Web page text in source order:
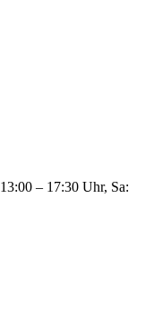
– 17:30 Uhr, Sa: